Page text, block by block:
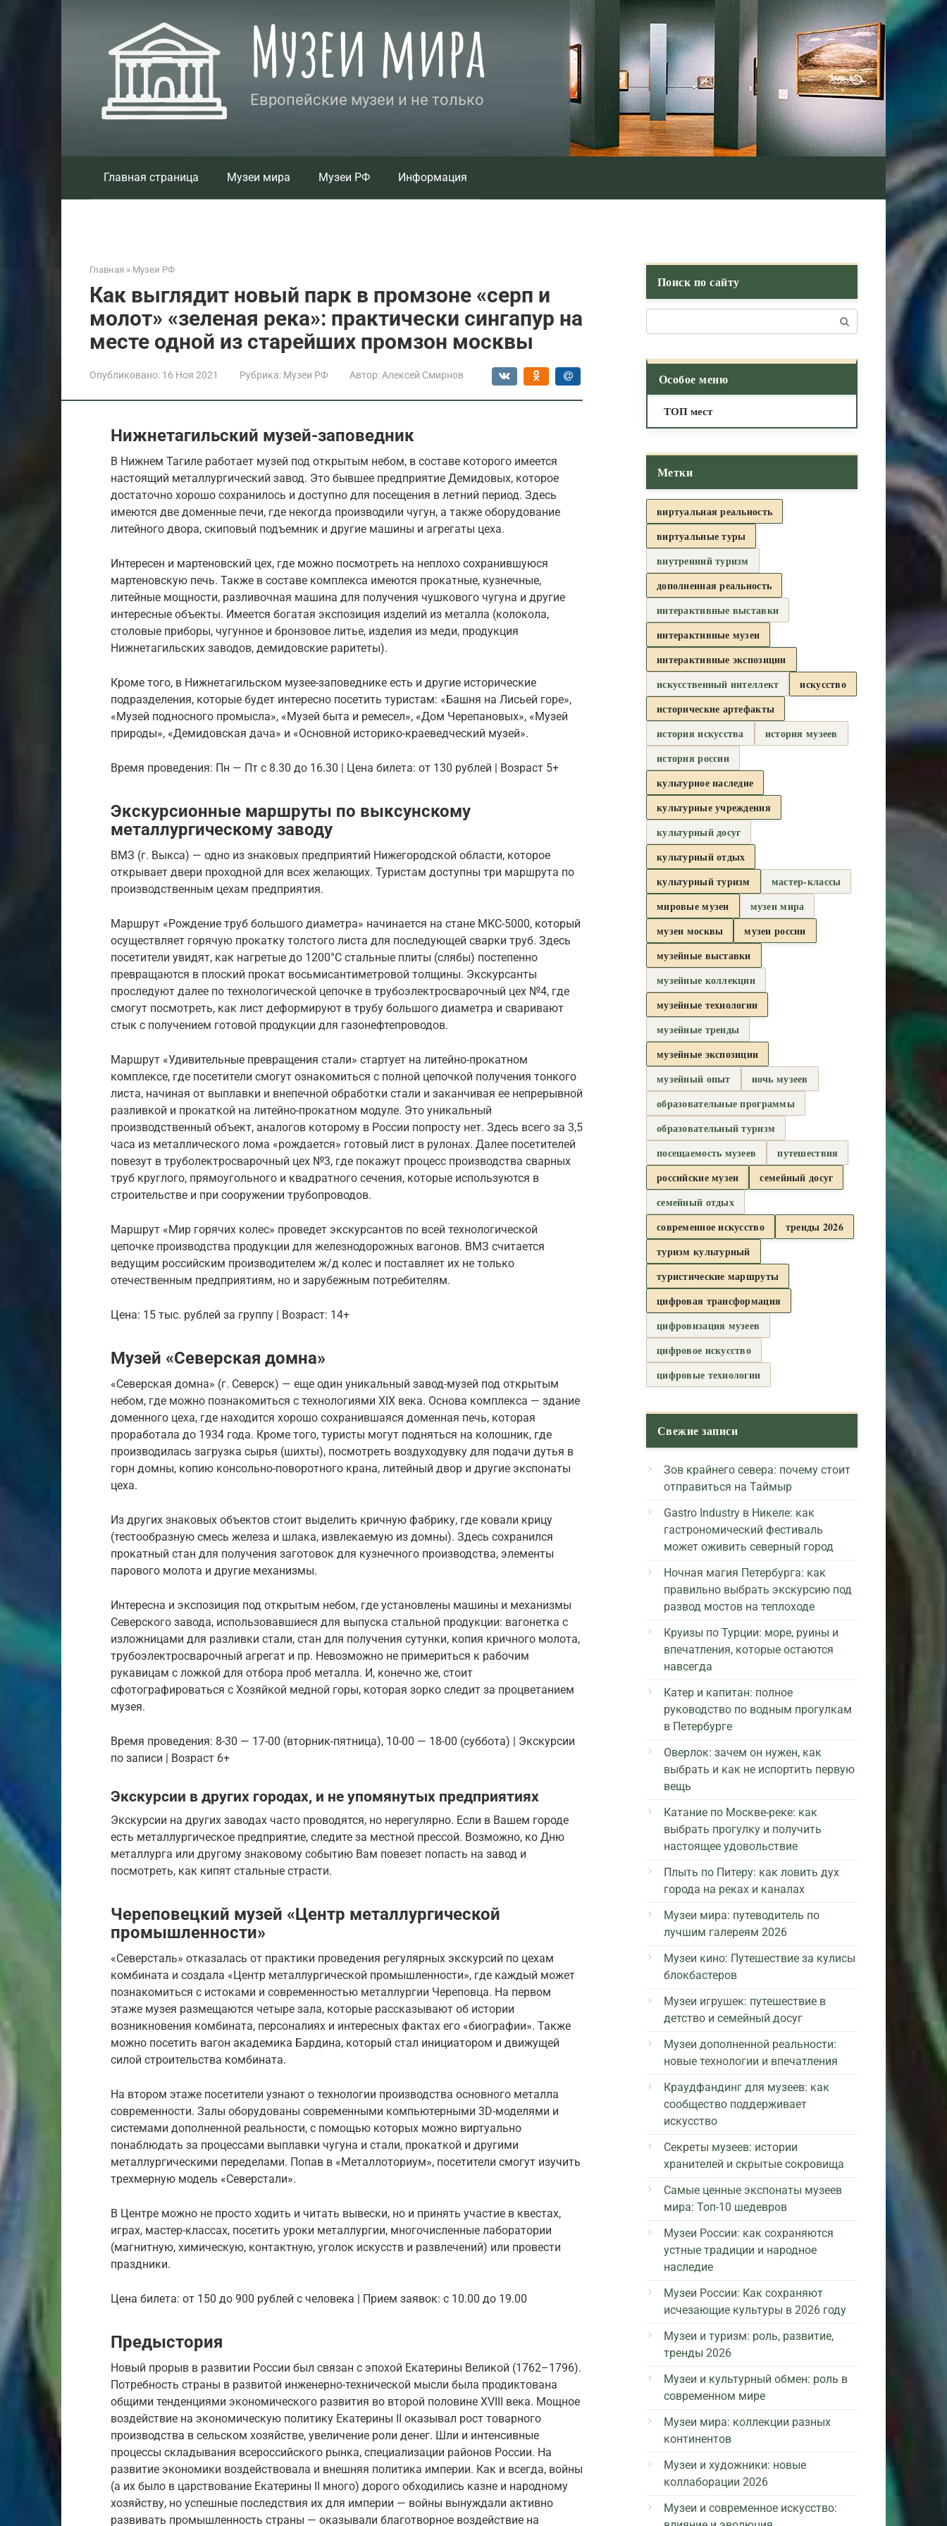
Музеи мира
Европейские музеи и не только
Главная страница Музеи мира Музеи РФ Информация
Главная » Музеи РФ
Как выглядит новый парк в промзоне «серп и
молот» «зеленая река»: практически сингапур на
месте одной из старейших промзон москвы
Опубликовано: 16 Ноя 2021 Рубрика: Музеи РФ Автор: Алексей Смирнов
Нижнетагильский музей-заповедник
В Нижнем Тагиле работает музей под открытым небом, в составе которого имеется
настоящий металлургический завод. Это бывшее предприятие Демидовых, которое
достаточно хорошо сохранилось и доступно для посещения в летний период. Здесь
имеются две доменные печи, где некогда производили чугун, а также оборудование
литейного двора, скиповый подъемник и другие машины и агрегаты цеха.
Интересен и мартеновский цех, где можно посмотреть на неплохо сохранившуюся
мартеновскую печь. Также в составе комплекса имеются прокатные, кузнечные,
литейные мощности, разливочная машина для получения чушкового чугуна и другие
интересные объекты. Имеется богатая экспозиция изделий из металла (колокола,
столовые приборы, чугунное и бронзовое литье, изделия из меди, продукция
Нижнетагильских заводов, демидовские раритеты).
Кроме того, в Нижнетагильском музее-заповеднике есть и другие исторические
подразделения, которые будет интересно посетить туристам: «Башня на Лисьей горе»,
«Музей подносного промысла», «Музей быта и ремесел», «Дом Черепановых», «Музей
природы», «Демидовская дача» и «Основной историко-краеведческий музей».
Время проведения: Пн — Пт с 8.30 до 16.30 | Цена билета: от 130 рублей | Возраст 5+
Экскурсионные маршруты по выксунскому
металлургическому заводу
ВМЗ (г. Выкса) — одно из знаковых предприятий Нижегородской области, которое
открывает двери проходной для всех желающих. Туристам доступны три маршрута по
производственным цехам предприятия.
Маршрут «Рождение труб большого диаметра» начинается на стане МКС-5000, который
осуществляет горячую прокатку толстого листа для последующей сварки труб. Здесь
посетители увидят, как нагретые до 1200°С стальные плиты (слябы) постепенно
превращаются в плоский прокат восьмисантиметровой толщины. Экскурсанты
проследуют далее по технологической цепочке в трубоэлектросварочный цех №4, где
смогут посмотреть, как лист деформируют в трубу большого диаметра и сваривают
стык с получением готовой продукции для газонефтепроводов.
Маршрут «Удивительные превращения стали» стартует на литейно-прокатном
комплексе, где посетители смогут ознакомиться с полной цепочкой получения тонкого
листа, начиная от выплавки и внепечной обработки стали и заканчивая ее непрерывной
разливкой и прокаткой на литейно-прокатном модуле. Это уникальный
производственный объект, аналогов которому в России попросту нет. Здесь всего за 3,5
часа из металлического лома «рождается» готовый лист в рулонах. Далее посетителей
повезут в труболектросварочный цех №3, где покажут процесс производства сварных
труб круглого, прямоугольного и квадратного сечения, которые используются в
строительстве и при сооружении трубопроводов.
Маршрут «Мир горячих колес» проведет экскурсантов по всей технологической
цепочке производства продукции для железнодорожных вагонов. ВМЗ считается
ведущим российским производителем ж/д колес и поставляет их не только
отечественным предприятиям, но и зарубежным потребителям.
Цена: 15 тыс. рублей за группу | Возраст: 14+
Музей «Северская домна»
«Северская домна» (г. Северск) — еще один уникальный завод-музей под открытым
небом, где можно познакомиться с технологиями XIX века. Основа комплекса — здание
доменного цеха, где находится хорошо сохранившаяся доменная печь, которая
проработала до 1934 года. Кроме того, туристы могут подняться на колошник, где
производилась загрузка сырья (шихты), посмотреть воздуходувку для подачи дутья в
горн домны, копию консольно-поворотного крана, литейный двор и другие экспонаты
цеха.
Из других знаковых объектов стоит выделить кричную фабрику, где ковали крицу
(тестообразную смесь железа и шлака, извлекаемую из домны). Здесь сохранился
прокатный стан для получения заготовок для кузнечного производства, элементы
парового молота и другие механизмы.
Интересна и экспозиция под открытым небом, где установлены машины и механизмы
Северского завода, использовавшиеся для выпуска стальной продукции: вагонетка с
изложницами для разливки стали, стан для получения сутунки, копия кричного молота,
трубоэлектросварочный агрегат и пр. Невозможно не примериться к рабочим
рукавицам с ложкой для отбора проб металла. И, конечно же, стоит
сфотографироваться с Хозяйкой медной горы, которая зорко следит за процветанием
музея.
Время проведения: 8-30 — 17-00 (вторник-пятница), 10-00 — 18-00 (суббота) | Экскурсии
по записи | Возраст 6+
Экскурсии в других городах, и не упомянутых предприятиях
Экскурсии на других заводах часто проводятся, но нерегулярно. Если в Вашем городе
есть металлургическое предприятие, следите за местной прессой. Возможно, ко Дню
металлурга или другому знаковому событию Вам повезет попасть на завод и
посмотреть, как кипят стальные страсти.
Череповецкий музей «Центр металлургической
промышленности»
«Северсталь» отказалась от практики проведения регулярных экскурсий по цехам
комбината и создала «Центр металлургической промышленности», где каждый может
познакомиться с истоками и современностью металлургии Череповца. На первом
этаже музея размещаются четыре зала, которые рассказывают об истории
возникновения комбината, персоналиях и интересных фактах его «биографии». Также
можно посетить вагон академика Бардина, который стал инициатором и движущей
силой строительства комбината.
На втором этаже посетители узнают о технологии производства основного металла
современности. Залы оборудованы современными компьютерными 3D-моделями и
системами дополненной реальности, с помощью которых можно виртуально
понаблюдать за процессами выплавки чугуна и стали, прокаткой и другими
металлургическими переделами. Попав в «Металлоториум», посетители смогут изучить
трехмерную модель «Северстали».
В Центре можно не просто ходить и читать вывески, но и принять участие в квестах,
играх, мастер-классах, посетить уроки металлургии, многочисленные лаборатории
(магнитную, химическую, контактную, уголок искусств и развлечений) или провести
праздники.
Цена билета: от 150 до 900 рублей с человека | Прием заявок: с 10.00 до 19.00
Предыстория
Новый прорыв в развитии России был связан с эпохой Екатерины Великой (1762–1796).
Потребность страны в развитой инженерно-технической мысли была продиктована
общими тенденциями экономического развития во второй половине XVIII века. Мощное
воздействие на экономическую политику Екатерины II оказывал рост товарного
производства в сельском хозяйстве, увеличение роли денег. Шли и интенсивные
процессы складывания всероссийского рынка, специализации районов России. На
развитие экономики воздействовала и внешняя политика империи. Как и всегда, войны
(а их было в царствование Екатерины II много) дорого обходились казне и народному
хозяйству, но успешные последствия их для империи — войны вынуждали активно
развивать промышленность страны — оказывали благотворное воздействие на
Поиск по сайту
Особое меню
ТОП мест
Метки
виртуальная реальность
виртуальные туры
внутренний туризм
дополненная реальность
интерактивные выставки
интерактивные музеи
интерактивные экспозиции
искусственный интеллект
искусство
исторические артефакты
история искусства
история музеев
история россии
культурное наследие
культурные учреждения
культурный досуг
культурный отдых
культурный туризм
мастер-классы
мировые музеи
музеи мира
музеи москвы
музеи россии
музейные выставки
музейные коллекции
музейные технологии
музейные тренды
музейные экспозиции
музейный опыт
ночь музеев
образовательные программы
образовательный туризм
посещаемость музеев
путешествия
российские музеи
семейный досуг
семейный отдых
современное искусство
тренды 2026
туризм культурный
туристические маршруты
цифровая трансформация
цифровизация музеев
цифровое искусство
цифровые технологии
Свежие записи
Зов крайнего севера: почему стоит
отправиться на Таймыр
Gastro Industry в Никеле: как
гастрономический фестиваль
может оживить северный город
Ночная магия Петербурга: как
правильно выбрать экскурсию под
развод мостов на теплоходе
Круизы по Турции: море, руины и
впечатления, которые остаются
навсегда
Катер и капитан: полное
руководство по водным прогулкам
в Петербурге
Оверлок: зачем он нужен, как
выбрать и как не испортить первую
вещь
Катание по Москве-реке: как
выбрать прогулку и получить
настоящее удовольствие
Плыть по Питеру: как ловить дух
города на реках и каналах
Музеи мира: путеводитель по
лучшим галереям 2026
Музеи кино: Путешествие за кулисы
блокбастеров
Музеи игрушек: путешествие в
детство и семейный досуг
Музеи дополненной реальности:
новые технологии и впечатления
Краудфандинг для музеев: как
сообщество поддерживает
искусство
Секреты музеев: истории
хранителей и скрытые сокровища
Самые ценные экспонаты музеев
мира: Топ-10 шедевров
Музеи России: как сохраняются
устные традиции и народное
наследие
Музеи России: Как сохраняют
исчезающие культуры в 2026 году
Музеи и туризм: роль, развитие,
тренды 2026
Музеи и культурный обмен: роль в
современном мире
Музеи мира: коллекции разных
континентов
Музеи и художники: новые
коллаборации 2026
Музеи и современное искусство: